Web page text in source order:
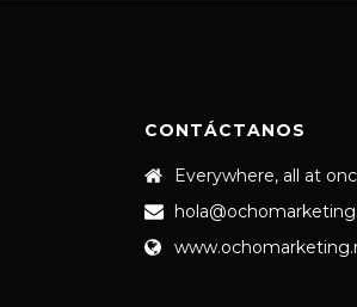
CONTÁCTANOS
Everywhere, all at